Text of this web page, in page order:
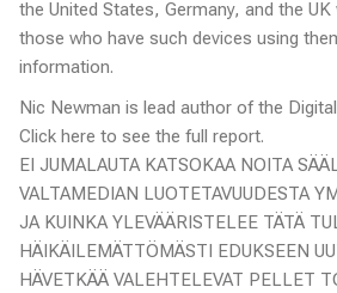
the United States, Germany, and the
those who have such devices using
information.
Nic Newman is lead author of the
Click here to see the full report.
EI JUMALAUTA KATSOKAA NOITA
VALTAMEDIAN LUOTETAVUUDESTA
JA KUINKA YLEVÄÄRISTELEE TÄTÄ
HÄIKÄILEMÄTTÖMÄSTI EDUKSEEN
HÄVETKÄÄ VALEHTELEVAT PELLET